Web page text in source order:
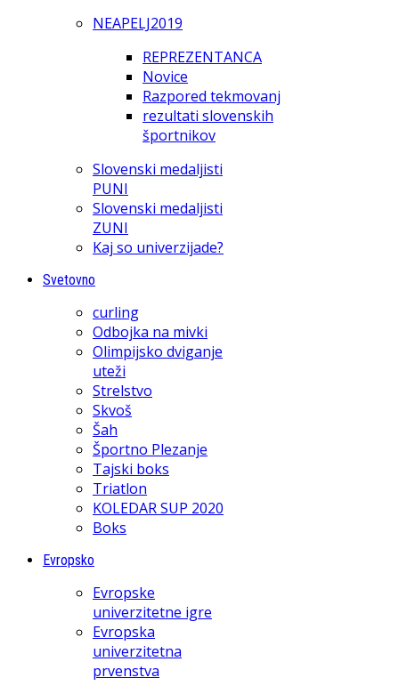
NEAPELJ2019
REPREZENTANCA
Novice
Razpored tekmovanj
rezultati slovenskih
športnikov
Slovenski medaljisti
PUNI
Slovenski medaljisti
ZUNI
Kaj so univerzijade?
Svetovno
curling
Odbojka na mivki
Olimpijsko dviganje
uteži
Strelstvo
Skvoš
Šah
Športno Plezanje
Tajski boks
Triatlon
KOLEDAR SUP 2020
Boks
Evropsko
Evropske
univerzitetne igre
Evropska
univerzitetna
prvenstva